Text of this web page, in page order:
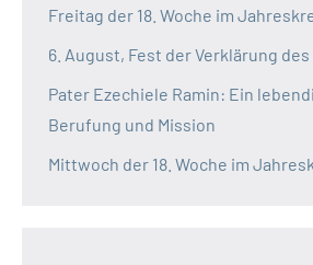
Freitag der 18. Woche im
6. August, Fest der Verklärung
Pater Ezechiele Ramin: Ein
Berufung und Mission
Mittwoch der 18. Woche im